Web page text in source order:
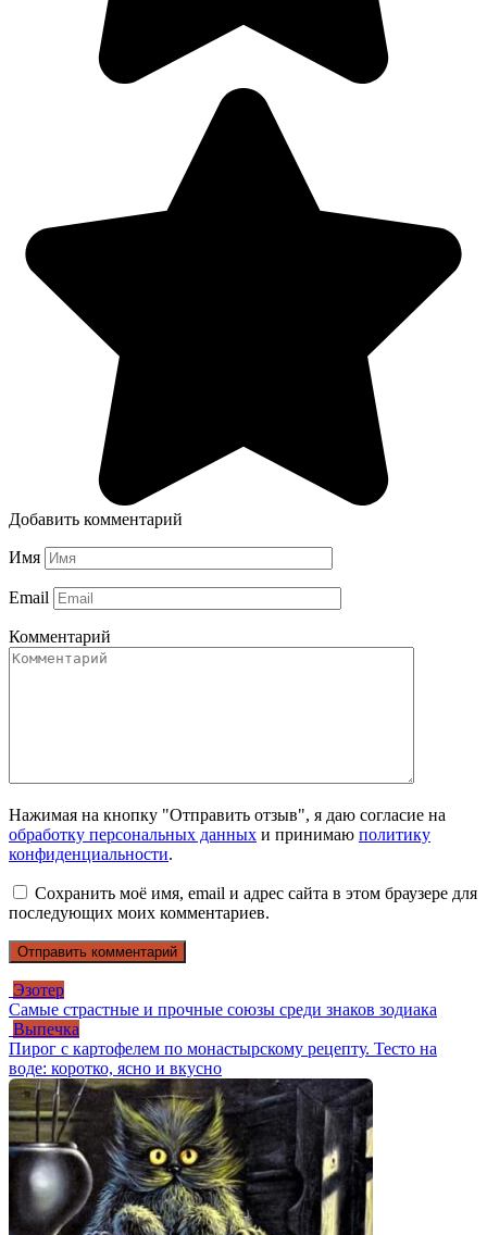
Добавить комментарий
Имя
Email
Комментарий
Нажимая на кнопку "Отправить отзыв", я даю согласие на
обработку персональных данных и принимаю политику
конфиденциальности.
Сохранить моё имя, email и адрес сайта в этом браузере для
последующих моих комментариев.
Эзотер
Самые страстные и прочные союзы среди знаков зодиака
Выпечка
Пирог с картофелем по монастырскому рецепту. Тесто на
воде: коротко, ясно и вкусно